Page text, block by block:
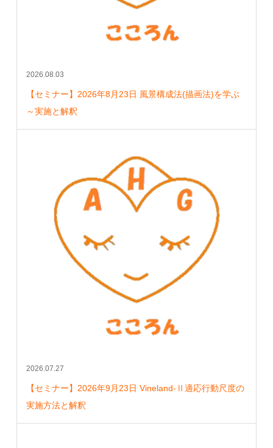
2026.08.03
【セミナー】2026年8月23日 風景構成法(描画法)を学ぶ
～実施と解釈
2026.07.27
【セミナー】2026年9月23日 Vineland-Ⅱ適応行動尺度の
実施方法と解釈